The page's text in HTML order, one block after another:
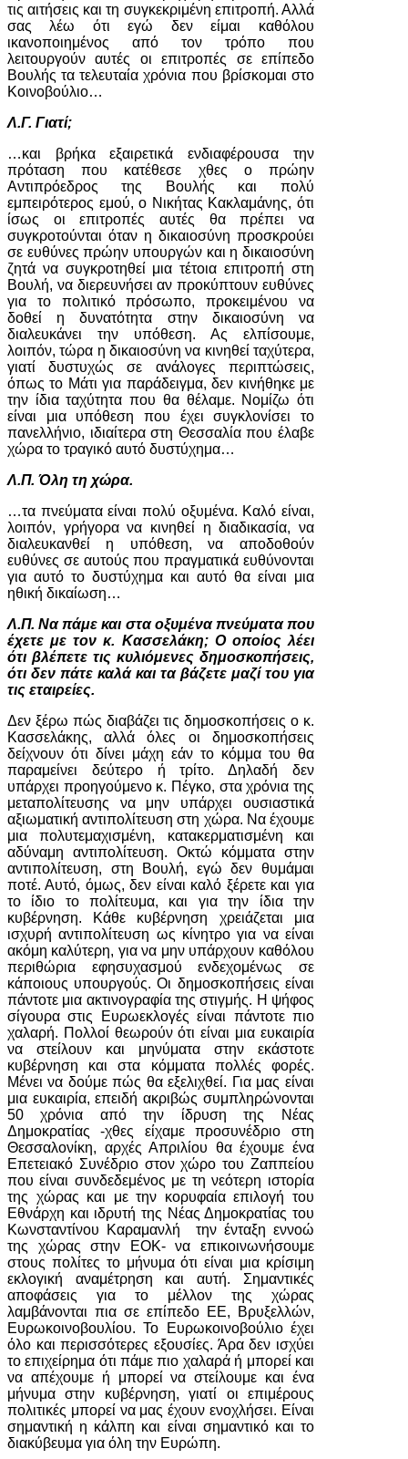
τις αιτήσεις και τη συγκεκριμένη επιτροπή. Αλλά
σας λέω ότι εγώ δεν είμαι καθόλου
ικανοποιημένος από τον τρόπο που
λειτουργούν αυτές οι επιτροπές σε επίπεδο
Βουλής τα τελευταία χρόνια που βρίσκομαι στο
Κοινοβούλιο…
Λ.Γ. Γιατί;
…και βρήκα εξαιρετικά ενδιαφέρουσα την
πρόταση που κατέθεσε χθες ο πρώην
Αντιπρόεδρος της Βουλής και πολύ
εμπειρότερος εμού, ο Νικήτας Κακλαμάνης, ότι
ίσως οι επιτροπές αυτές θα πρέπει να
συγκροτούνται όταν η δικαιοσύνη προσκρούει
σε ευθύνες πρώην υπουργών και η δικαιοσύνη
ζητά να συγκροτηθεί μια τέτοια επιτροπή στη
Βουλή, να διερευνήσει αν προκύπτουν ευθύνες
για το πολιτικό πρόσωπο, προκειμένου να
δοθεί η δυνατότητα στην δικαιοσύνη να
διαλευκάνει την υπόθεση. Ας ελπίσουμε,
λοιπόν, τώρα η δικαιοσύνη να κινηθεί ταχύτερα,
γιατί δυστυχώς σε ανάλογες περιπτώσεις,
όπως το Μάτι για παράδειγμα, δεν κινήθηκε με
την ίδια ταχύτητα που θα θέλαμε. Νομίζω ότι
είναι μια υπόθεση που έχει συγκλονίσει το
πανελλήνιο, ιδιαίτερα στη Θεσσαλία που έλαβε
χώρα το τραγικό αυτό δυστύχημα…
Λ.Π. Όλη τη χώρα.
…τα πνεύματα είναι πολύ οξυμένα. Καλό είναι,
λοιπόν, γρήγορα να κινηθεί η διαδικασία, να
διαλευκανθεί η υπόθεση, να αποδοθούν
ευθύνες σε αυτούς που πραγματικά ευθύνονται
για αυτό το δυστύχημα και αυτό θα είναι μια
ηθική δικαίωση…
Λ.Π. Να πάμε και στα οξυμένα πνεύματα που
έχετε με τον κ. Κασσελάκη; Ο οποίος λέει
ότι βλέπετε τις κυλιόμενες δημοσκοπήσεις,
ότι δεν πάτε καλά και τα βάζετε μαζί του για
τις εταιρείες.
Δεν ξέρω πώς διαβάζει τις δημοσκοπήσεις ο κ.
Κασσελάκης, αλλά όλες οι δημοσκοπήσεις
δείχνουν ότι δίνει μάχη εάν το κόμμα του θα
παραμείνει δεύτερο ή τρίτο. Δηλαδή δεν
υπάρχει προηγούμενο κ. Πέγκο, στα χρόνια της
μεταπολίτευσης να μην υπάρχει ουσιαστικά
αξιωματική αντιπολίτευση στη χώρα. Να έχουμε
μια πολυτεμαχισμένη, κατακερματισμένη και
αδύναμη αντιπολίτευση. Οκτώ κόμματα στην
αντιπολίτευση, στη Βουλή, εγώ δεν θυμάμαι
ποτέ. Αυτό, όμως, δεν είναι καλό ξέρετε και για
το ίδιο το πολίτευμα, και για την ίδια την
κυβέρνηση. Κάθε κυβέρνηση χρειάζεται μια
ισχυρή αντιπολίτευση ως κίνητρο για να είναι
ακόμη καλύτερη, για να μην υπάρχουν καθόλου
περιθώρια εφησυχασμού ενδεχομένως σε
κάποιους υπουργούς. Οι δημοσκοπήσεις είναι
πάντοτε μια ακτινογραφία της στιγμής. Η ψήφος
σίγουρα στις Ευρωεκλογές είναι πάντοτε πιο
χαλαρή. Πολλοί θεωρούν ότι είναι μια ευκαιρία
να στείλουν και μηνύματα στην εκάστοτε
κυβέρνηση και στα κόμματα πολλές φορές.
Μένει να δούμε πώς θα εξελιχθεί. Για μας είναι
μια ευκαιρία, επειδή ακριβώς συμπληρώνονται
50 χρόνια από την ίδρυση της Νέας
Δημοκρατίας -χθες είχαμε προσυνέδριο στη
Θεσσαλονίκη, αρχές Απριλίου θα έχουμε ένα
Επετειακό Συνέδριο στον χώρο του Ζαππείου
που είναι συνδεδεμένος με τη νεότερη ιστορία
της χώρας και με την κορυφαία επιλογή του
Εθνάρχη και ιδρυτή της Νέας Δημοκρατίας του
Κωνσταντίνου Καραμανλή την ένταξη εννοώ
της χώρας στην ΕΟΚ- να επικοινωνήσουμε
στους πολίτες το μήνυμα ότι είναι μια κρίσιμη
εκλογική αναμέτρηση και αυτή. Σημαντικές
αποφάσεις για το μέλλον της χώρας
λαμβάνονται πια σε επίπεδο ΕΕ, Βρυξελλών,
Ευρωκοινοβουλίου. Το Ευρωκοινοβούλιο έχει
όλο και περισσότερες εξουσίες. Άρα δεν ισχύει
το επιχείρημα ότι πάμε πιο χαλαρά ή μπορεί και
να απέχουμε ή μπορεί να στείλουμε και ένα
μήνυμα στην κυβέρνηση, γιατί οι επιμέρους
πολιτικές μπορεί να μας έχουν ενοχλήσει. Είναι
σημαντική η κάλπη και είναι σημαντικό και το
διακύβευμα για όλη την Ευρώπη.